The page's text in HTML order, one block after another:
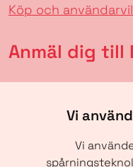
Vi
Vi
Köp och
Anmäl dig till